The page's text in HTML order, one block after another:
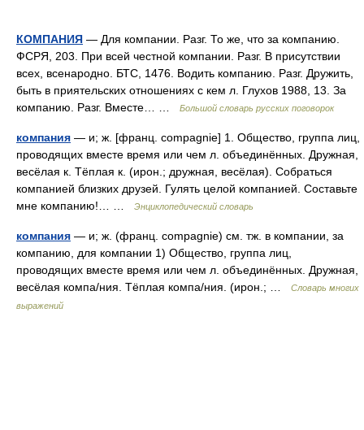
КОМПАНИЯ — Для компании. Разг. То же, что за компанию.
ФСРЯ, 203. При всей честной компании. Разг. В присутствии
всех, всенародно. БТС, 1476. Водить компанию. Разг. Дружить,
быть в приятельских отношениях с кем л. Глухов 1988, 13. За
компанию. Разг. Вместе… …
Большой словарь русских поговорок
компания — и; ж. [франц. compagnie] 1. Общество, группа лиц,
проводящих вместе время или чем л. объединённых. Дружная,
весёлая к. Тёплая к. (ирон.; дружная, весёлая). Собраться
компанией близких друзей. Гулять целой компанией. Составьте
мне компанию!… …
Энциклопедический словарь
компания — и; ж. (франц. compagnie) см. тж. в компании, за
компанию, для компании 1) Общество, группа лиц,
проводящих вместе время или чем л. объединённых. Дружная,
весёлая компа/ния. Тёплая компа/ния. (ирон.; …
Словарь многих
выражений